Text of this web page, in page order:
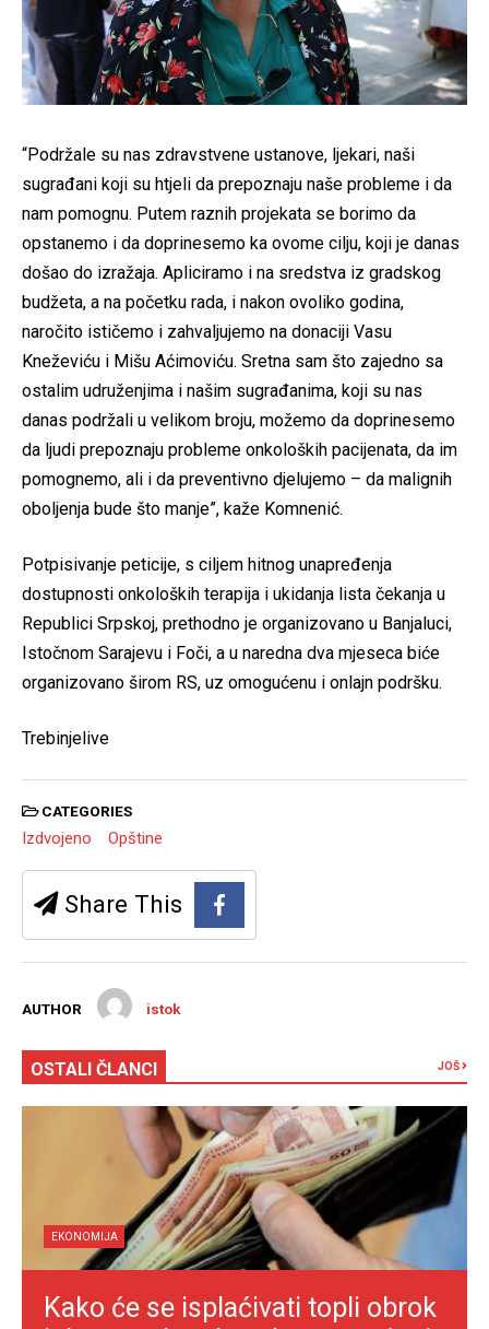
“Podržale su nas zdravstvene ustanove, ljekari, naši
sugrađani koji su htjeli da prepoznaju naše probleme i da
nam pomognu. Putem raznih projekata se borimo da
opstanemo i da doprinesemo ka ovome cilju, koji je danas
došao do izražaja. Apliciramo i na sredstva iz gradskog
budžeta, a na početku rada, i nakon ovoliko godina,
naročito ističemo i zahvaljujemo na donaciji Vasu
Kneževiću i Mišu Aćimoviću. Sretna sam što zajedno sa
ostalim udruženjima i našim sugrađanima, koji su nas
danas podržali u velikom broju, možemo da doprinesemo
da ljudi prepoznaju probleme onkoloških pacijenata, da im
pomognemo, ali i da preventivno djelujemo – da malignih
oboljenja bude što manje”, kaže Komnenić.
Potpisivanje peticije, s ciljem hitnog unapređenja
dostupnosti onkoloških terapija i ukidanja lista čekanja u
Republici Srpskoj, prethodno je organizovano u Banjaluci,
Istočnom Sarajevu i Foči, a u naredna dva mjeseca biće
organizovano širom RS, uz omogućenu i onlajn podršku.
Trebinjelive
CATEGORIES
Izdvojeno Opštine
Share This
AUTHOR istok
OSTALI ČLANCI JOŠ
EKONOMIJA
Kako će se isplaćivati topli obrok